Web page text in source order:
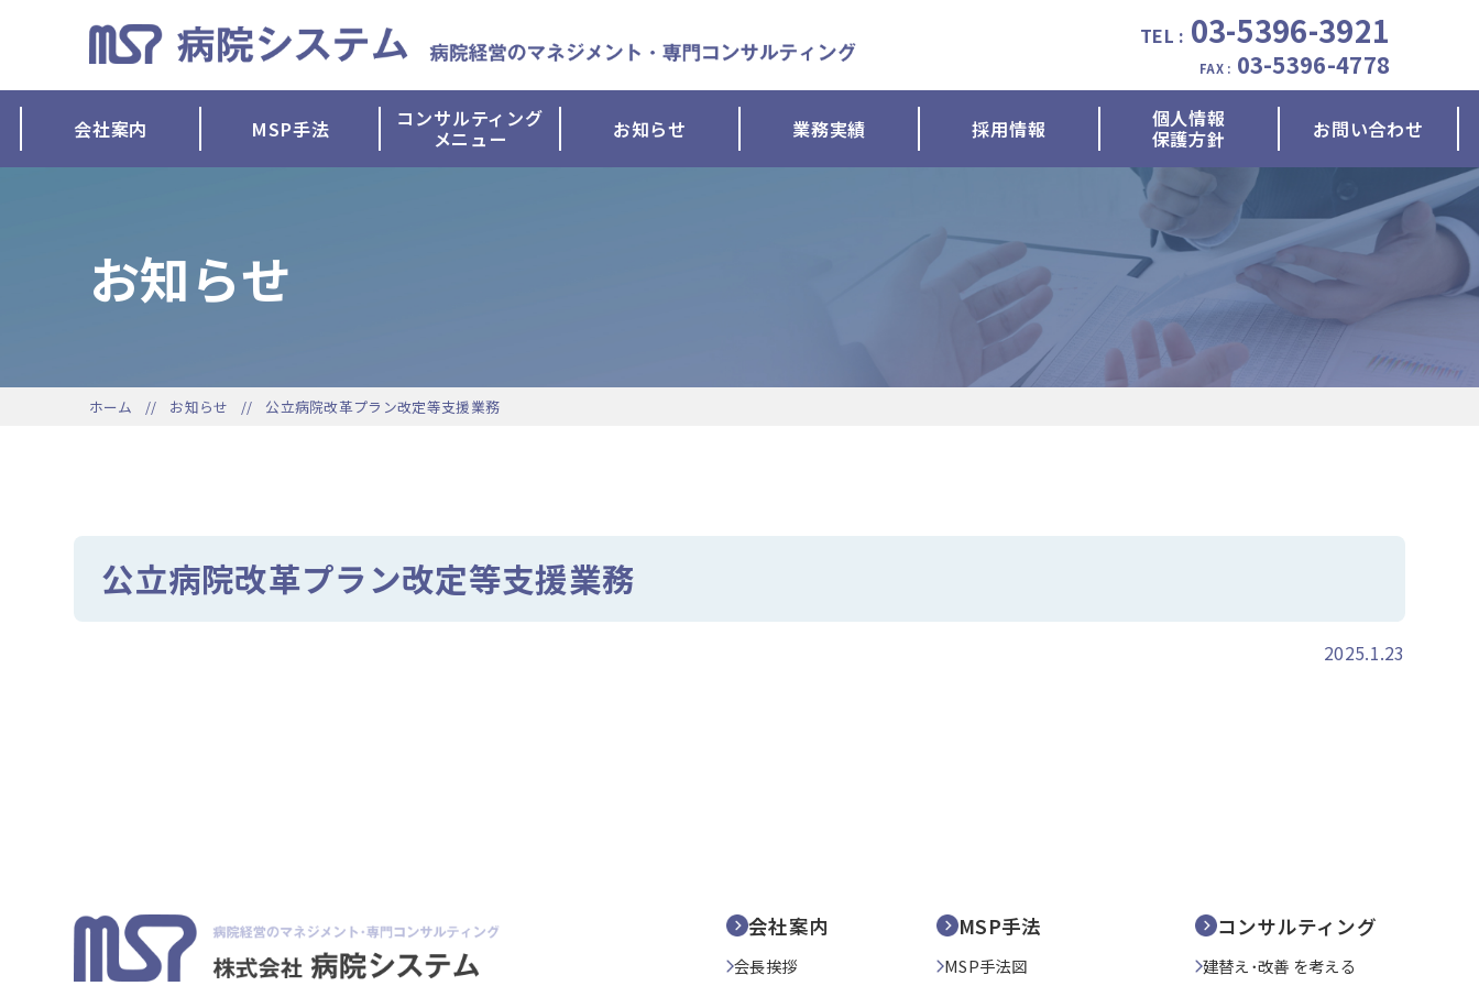
TEL : 03-5396-3921
FAX : 03-5396-4778
会社案内 MSP手法 コンサルティング
メニュー お知らせ 業務実績 採用情報 個人情報
保護方針 お問い合わせ
お知らせ
ホーム お知らせ 公立病院改革プラン改定等支援業務
公立病院改革プラン改定等支援業務
2025.1.23
会社案内
会長挨拶
MSP手法
MSP手法図
コンサルティング
建替え･改善 を考える